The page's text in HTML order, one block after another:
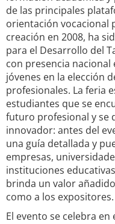
de las principales
orientación vocacional
creación en 2008, ha
para el Desarrollo del
con presencia nacional
jóvenes en la elección
profesionales. La feria
estudiantes que se
futuro profesional y se
innovador: antes del
una guía detallada y
empresas,
instituciones
brinda un valor
como a los expositores.
El evento se celebra